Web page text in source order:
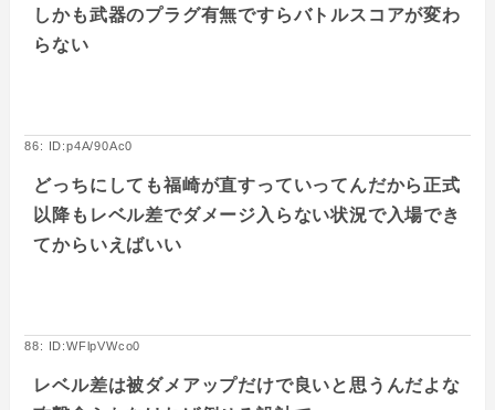
しかも武器のプラグ有無ですらバトルスコアが変わ
らない
86: ID:p4A/90Ac0
どっちにしても福崎が直すっていってんだから正式
以降もレベル差でダメージ入らない状況で入場でき
てからいえばいい
88: ID:WFlpVWco0
レベル差は被ダメアップだけで良いと思うんだよな